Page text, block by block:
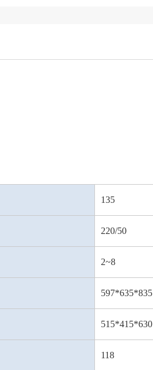
135
220/50
2~8
597*635*835
515*415*630
118